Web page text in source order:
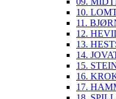
10.
11.
12.
13.
14.
15.
16.
17.